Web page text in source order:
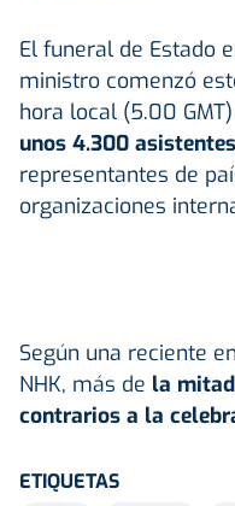
El funeral de Estado
ministro comenzó
hora local (5.00
unos 4.300 asistentes
representantes de
organizaciones
Según una reciente
NHK, más de la
contrarios a la
ETIQUETAS